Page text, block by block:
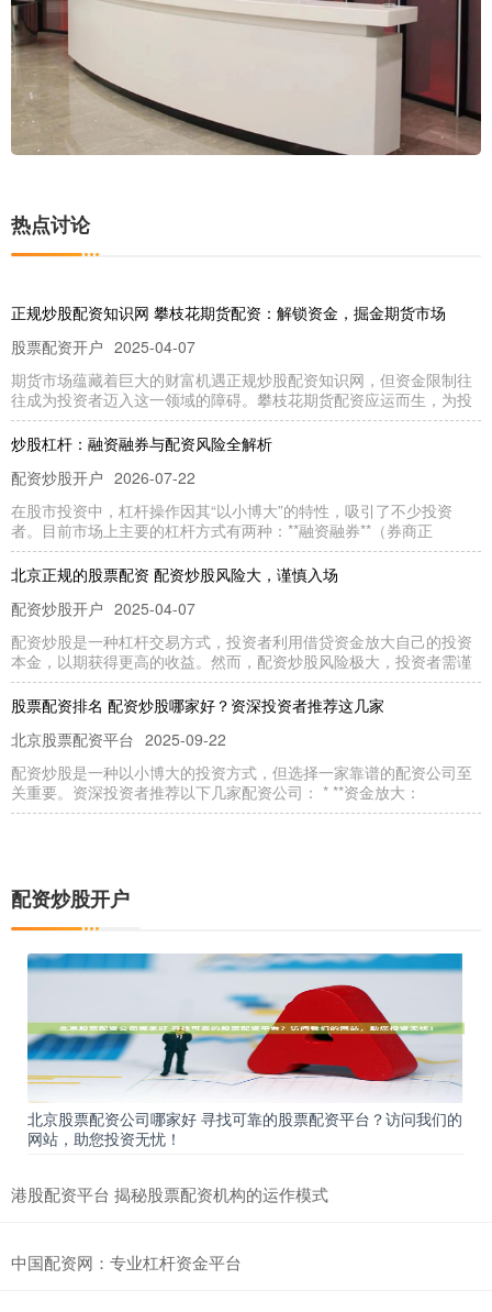
热点讨论
正规炒股配资知识网 攀枝花期货配资：解锁资金，掘金期货市场
股票配资开户 2025-04-07
期货市场蕴藏着巨大的财富机遇正规炒股配资知识网，但资金限制往
往成为投资者迈入这一领域的障碍。攀枝花期货配资应运而生，为投
炒股杠杆：融资融券与配资风险全解析
配资炒股开户 2026-07-22
在股市投资中，杠杆操作因其“以小博大”的特性，吸引了不少投资
者。目前市场上主要的杠杆方式有两种：**融资融券**（券商正
北京正规的股票配资 配资炒股风险大，谨慎入场
配资炒股开户 2025-04-07
配资炒股是一种杠杆交易方式，投资者利用借贷资金放大自己的投资
本金，以期获得更高的收益。然而，配资炒股风险极大，投资者需谨
股票配资排名 配资炒股哪家好？资深投资者推荐这几家
北京股票配资平台 2025-09-22
配资炒股是一种以小博大的投资方式，但选择一家靠谱的配资公司至
关重要。资深投资者推荐以下几家配资公司： * **资金放大：
在当今竞争激烈的股票市场中配资炒股，资金往往成为制约投资者的
关键因素。网上炒股配资公司应运而生，为投资者提供资金放大服务
股票配资怎么办理 股票配资门户：一站式配资资讯与服务平台
2025-09-12
股票配资，是指投资者利用一定比例的资金作为保证金，向配资公司
借入一定倍数的资金进行股票投资的行为。股票配资门户应运而生，
证券公司是炒股的吗 成都市股票配资：助您投资扬帆起航
股票配资开户 2025-11-20
资，投资者可以放大资金杠杆，以小博大证券公司是炒股的吗，提升
配资炒股开户 2025-12-31
配资炒股开户
北京股票配资公司哪家好 寻找可靠的股票配资平台？访问我们的
网站，助您投资无忧！
港股配资平台 揭秘股票配资机构的运作模式
中国配资网：专业杠杆资金平台